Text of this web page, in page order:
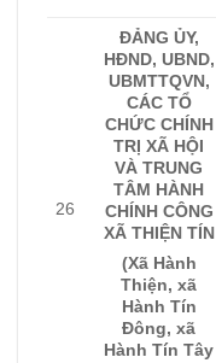
26
ĐẢNG ỦY,
HĐND, UBND,
UBMTTQVN,
CÁC TỔ
CHỨC CHÍNH
TRỊ XÃ HỘI
VÀ TRUNG
TÂM HÀNH
CHÍNH CÔNG
XÃ THIỆN TÍN
(Xã Hành
Thiện, xã
Hành Tín
Đông, xã
Hành Tín Tây